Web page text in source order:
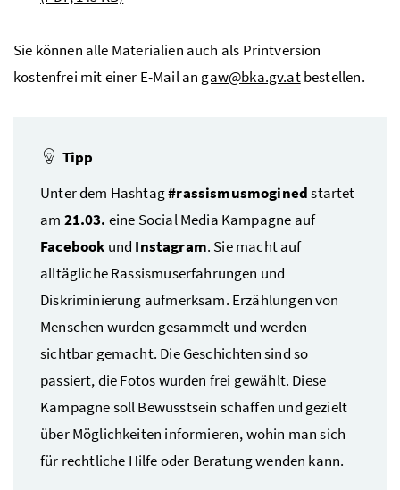
Sie können alle Materialien auch als Printversion
kostenfrei mit einer E-Mail an gaw@bka.gv.atbestellen.
Tipp
Unter dem Hashtag#rassismusmoginedstartet
am 21.03. eine Social Media Kampagne auf
Facebook und Instagram. Sie macht auf
alltägliche Rassismuserfahrungen und
Diskriminierung aufmerksam. Erzählungen von
Menschen wurden gesammelt und werden
sichtbar gemacht. Die Geschichten sind so
passiert, die Fotos wurden frei gewählt. Diese
Kampagne soll Bewusstsein schaffen und gezielt
über Möglichkeiten informieren, wohin man sich
für rechtliche Hilfe oder Beratung wenden kann.